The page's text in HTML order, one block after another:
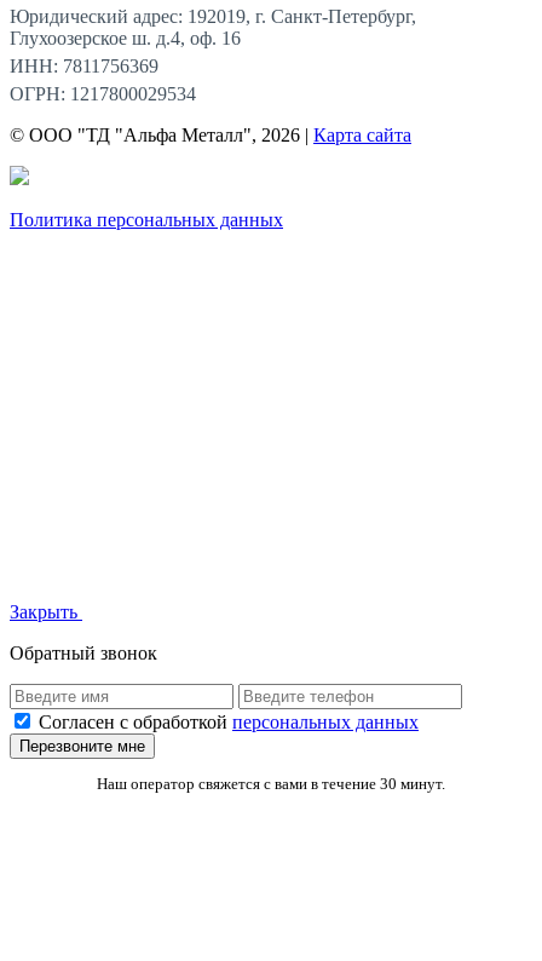
Юридический адрес: 192019, г. Санкт-Петербург,
Глухоозерское ш. д.4, оф. 16
ИНН: 7811756369
ОГРН: 1217800029534
© ООО "ТД "Альфа Металл", 2026 | Карта сайта
Политика персональных данных
Закрыть
Обратный звонок
Согласен с обработкой персональных данных
Перезвоните мне
Наш оператор свяжется с вами в течение 30 минут.